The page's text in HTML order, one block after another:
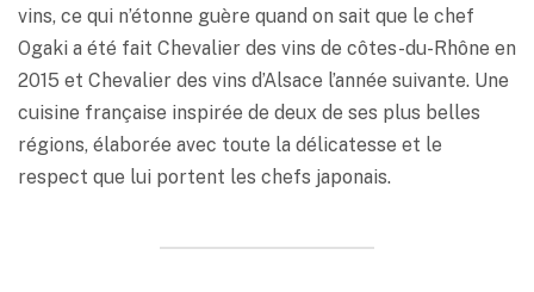
vins, ce qui n’étonne guère quand on sait que le chef
Ogaki a été fait Chevalier des vins de côtes-du-Rhône en
2015 et Chevalier des vins d’Alsace l’année suivante. Une
cuisine française inspirée de deux de ses plus belles
régions, élaborée avec toute la délicatesse et le
respect que lui portent les chefs japonais.